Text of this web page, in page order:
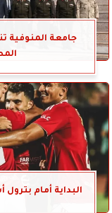
جامعة المنوفية
البداية أمام